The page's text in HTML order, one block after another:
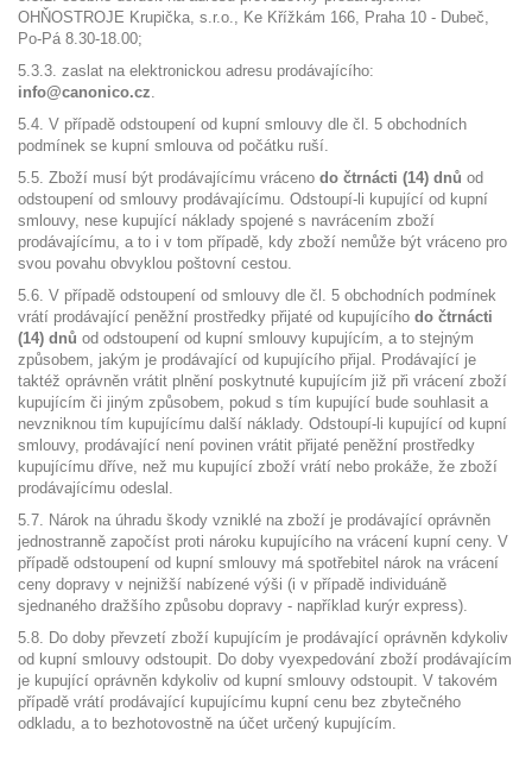
OHŇOSTROJE Krupička, s.r.o., Ke Křížkám 166, Praha 10 - Dubeč,
Po-Pá 8.30-18.00;
5.3.3. zaslat na elektronickou adresu prodávajícího:
info@canonico.cz.
5.4. V případě odstoupení od kupní smlouvy dle čl. 5 obchodních
podmínek se kupní smlouva od počátku ruší.
5.5. Zboží musí být prodávajícímu vráceno do čtrnácti (14) dnů od
odstoupení od smlouvy prodávajícímu. Odstoupí-li kupující od kupní
smlouvy, nese kupující náklady spojené s navrácením zboží
prodávajícímu, a to i v tom případě, kdy zboží nemůže být vráceno pro
svou povahu obvyklou poštovní cestou.
5.6. V případě odstoupení od smlouvy dle čl. 5 obchodních podmínek
vrátí prodávající peněžní prostředky přijaté od kupujícího do čtrnácti
(14) dnů od odstoupení od kupní smlouvy kupujícím, a to stejným
způsobem, jakým je prodávající od kupujícího přijal. Prodávající je
taktéž oprávněn vrátit plnění poskytnuté kupujícím již při vrácení zboží
kupujícím či jiným způsobem, pokud s tím kupující bude souhlasit a
nevzniknou tím kupujícímu další náklady. Odstoupí-li kupující od kupní
smlouvy, prodávající není povinen vrátit přijaté peněžní prostředky
kupujícímu dříve, než mu kupující zboží vrátí nebo prokáže, že zboží
prodávajícímu odeslal.
5.7. Nárok na úhradu škody vzniklé na zboží je prodávající oprávněn
jednostranně započíst proti nároku kupujícího na vrácení kupní ceny. V
případě odstoupení od kupní smlouvy má spotřebitel nárok na vrácení
ceny dopravy v nejnižší nabízené výši (i v případě individuáně
sjednaného dražšího způsobu dopravy - například kurýr express).
5.8. Do doby převzetí zboží kupujícím je prodávající oprávněn kdykoliv
od kupní smlouvy odstoupit. Do doby vyexpedování zboží prodávajícím
je kupující oprávněn kdykoliv od kupní smlouvy odstoupit. V takovém
případě vrátí prodávající kupujícímu kupní cenu bez zbytečného
odkladu, a to bezhotovostně na účet určený kupujícím.